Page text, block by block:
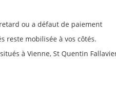
ou a défaut de paiement
reste mobilisée à vos côtés.
à Vienne, St Quentin